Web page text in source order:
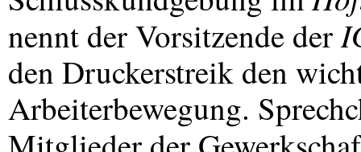
nennt der Vorsitzende der
den Druckerstreik den
Arbeiterbewegung.